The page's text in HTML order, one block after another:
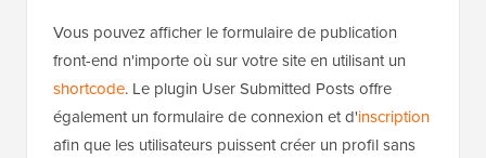
Vous pouvez afficher le formulaire de publication
front-end n'importe où sur votre site en utilisant un
shortcode. Le plugin User Submitted Posts offre
également un formulaire de connexion et d'inscription
afin que les utilisateurs puissent créer un profil sans